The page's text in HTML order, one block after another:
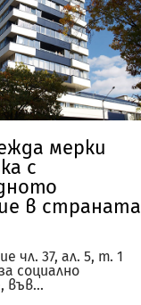
мерки
с
в страната
чл. 37, ал. 5, т. 1
социално
във...